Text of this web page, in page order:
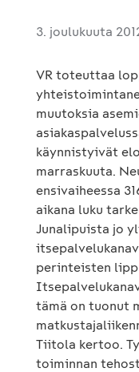
3. joulukuuta
VR toteuttaa
muutoksia
käynnistyivät
marraskuuta.
ensivaiheessa
aikana luku
Junalipuista jo
perinteisten
tämä on tuonut
Tiitola kertoo.
toiminnan